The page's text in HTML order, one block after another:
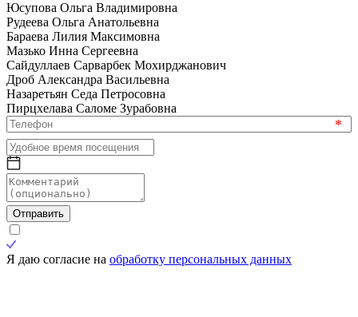
Юсупова Ольга Владимировна
Рудеева Ольга Анатольевна
Бараева Лилия Максимовна
Мазько Инна Сергеевна
Сайдуллаев Сарварбек Мохирджанович
Дроб Александра Васильевна
Назаретьян Седа Петросовна
Пирцхелава Саломе Зурабовна
*
Отправить
Я даю согласие на обработку персональных данных